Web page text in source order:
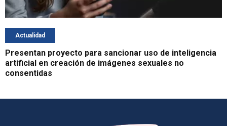
Actualidad
Presentan proyecto para sancionar uso de inteligencia
artificial en creación de imágenes sexuales no
consentidas